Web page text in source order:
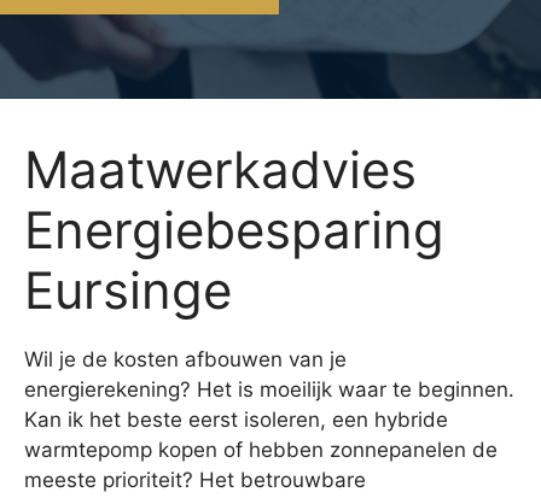
Maatwerkadvies
Energiebesparing
Eursinge
Wil je de kosten afbouwen van je
energierekening? Het is moeilijk waar te beginnen.
Kan ik het beste eerst isoleren, een hybride
warmtepomp kopen of hebben zonnepanelen de
meeste prioriteit? Het betrouwbare